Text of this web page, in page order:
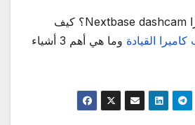
هل لديك أيضاً كاميرا Nextbase dashcam؟ كيف
القيادة
وما هي أهم 3 أشياء